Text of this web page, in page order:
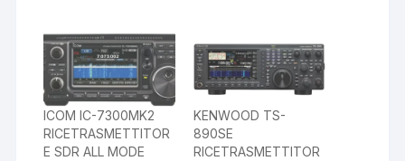
ICOM IC-7300MK2
RICETRASMETTITOR
E SDR ALL MODE
KENWOOD TS-
890SE
RICETRASMETTITOR